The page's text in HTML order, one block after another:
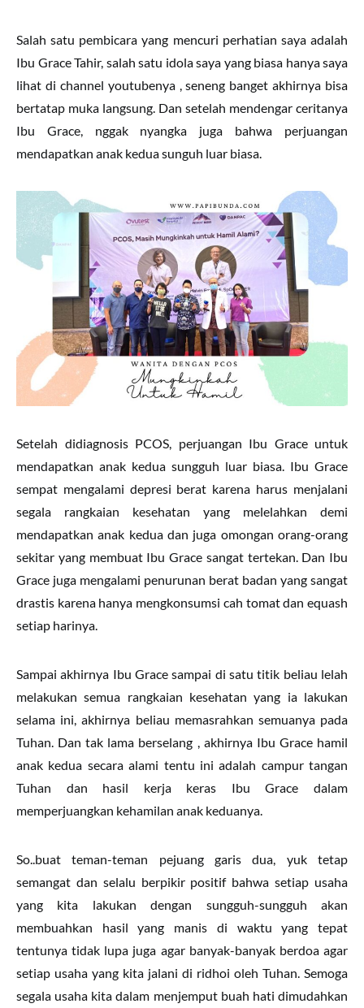
Salah satu pembicara yang mencuri perhatian saya adalah
Ibu Grace Tahir, salah satu idola saya yang biasa hanya saya
lihat di channel youtubenya , seneng banget akhirnya bisa
bertatap muka langsung. Dan setelah mendengar ceritanya
Ibu Grace, nggak nyangka juga bahwa perjuangan
mendapatkan anak kedua sunguh luar biasa.
Setelah didiagnosis PCOS, perjuangan Ibu Grace untuk
mendapatkan anak kedua sungguh luar biasa. Ibu Grace
sempat mengalami depresi berat karena harus menjalani
segala rangkaian kesehatan yang melelahkan demi
mendapatkan anak kedua dan juga omongan orang-orang
sekitar yang membuat Ibu Grace sangat tertekan. Dan Ibu
Grace juga mengalami penurunan berat badan yang sangat
drastis karena hanya mengkonsumsi cah tomat dan equash
setiap harinya.
Sampai akhirnya Ibu Grace sampai di satu titik beliau lelah
melakukan semua rangkaian kesehatan yang ia lakukan
selama ini, akhirnya beliau memasrahkan semuanya pada
Tuhan. Dan tak lama berselang , akhirnya Ibu Grace hamil
anak kedua secara alami tentu ini adalah campur tangan
Tuhan dan hasil kerja keras Ibu Grace dalam
memperjuangkan kehamilan anak keduanya.
So..buat teman-teman pejuang garis dua, yuk tetap
semangat dan selalu berpikir positif bahwa setiap usaha
yang kita lakukan dengan sungguh-sungguh akan
membuahkan hasil yang manis di waktu yang tepat
tentunya tidak lupa juga agar banyak-banyak berdoa agar
setiap usaha yang kita jalani di ridhoi oleh Tuhan. Semoga
segala usaha kita dalam menjemput buah hati dimudahkan